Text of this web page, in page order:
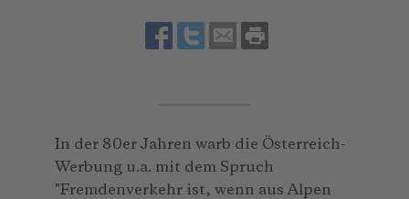
In der 80er Jahren warb die Österreich-
Werbung u.a. mit dem Spruch
"Fremdenverkehr ist, wenn aus Alpen